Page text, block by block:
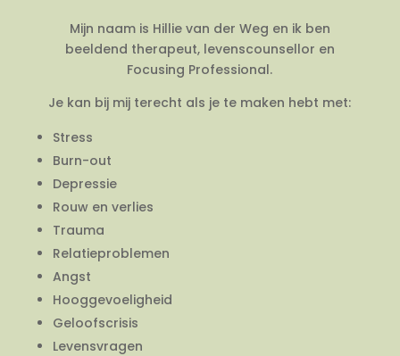
Mijn naam is Hillie van der Weg en ik ben
beeldend therapeut, levenscounsellor en
Focusing Professional.
Je kan bij mij terecht als je te maken hebt met:
Stress
Burn-out
Depressie
Rouw en verlies
Trauma
Relatieproblemen
Angst
Hooggevoeligheid
Geloofscrisis
Levensvragen